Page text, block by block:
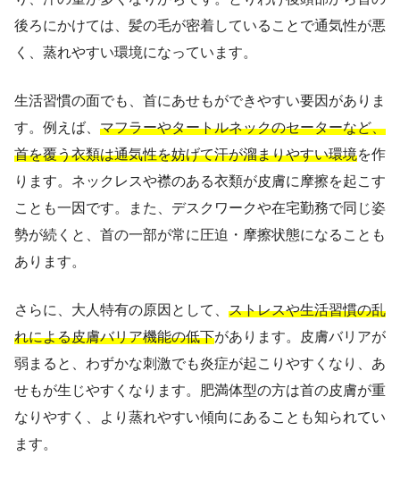
後ろにかけては、髪の毛が密着していることで通気性が悪
く、蒸れやすい環境になっています。
生活習慣の面でも、首にあせもができやすい要因がありま
す。例えば、 マフラーやタートルネックのセーターなど、
首を覆う衣類は通気性を妨げて汗が溜まりやすい環境を作
ります。ネックレスや襟のある衣類が皮膚に摩擦を起こす
ことも一因です。また、デスクワークや在宅勤務で同じ姿
勢が続くと、首の一部が常に圧迫・摩擦状態になることも
あります。
さらに、大人特有の原因として、 ストレスや生活習慣の乱
れによる皮膚バリア機能の低下があります。皮膚バリアが
弱まると、わずかな刺激でも炎症が起こりやすくなり、あ
せもが生じやすくなります。肥満体型の方は首の皮膚が重
なりやすく、より蒸れやすい傾向にあることも知られてい
ます。